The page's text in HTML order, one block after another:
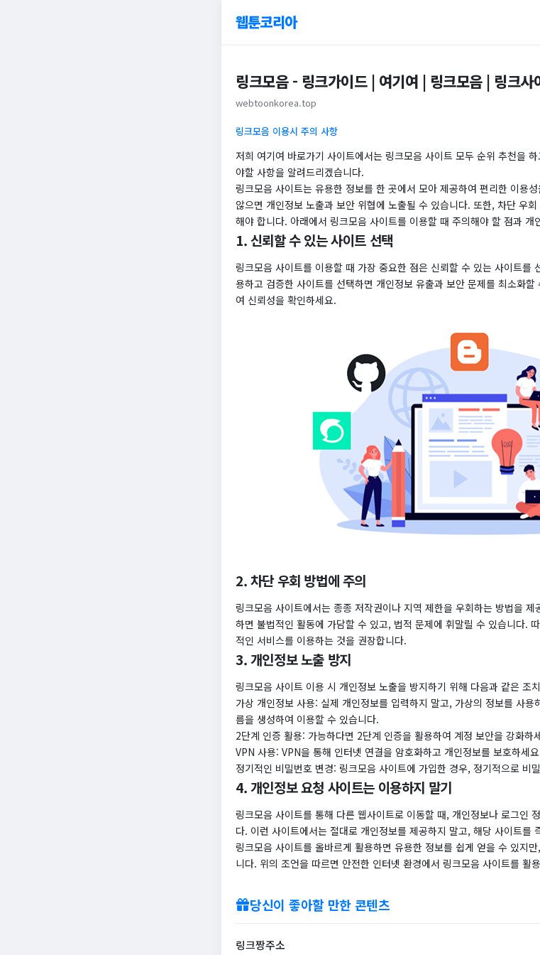
웹툰코리아
링크모음 - 링크가이드 | 여기여 | 링크모음 | 링크사
webtoonkorea.top
링크모음 이용시 주의 사항
저희 여기여 바로가기 사이트에서는 링크모음 사이트 모두 순위 추천을
야할 사항을 알려드리겠습니다.
링크모음 사이트는 유용한 정보를 한 곳에서 모아 제공하여 편리한 이용
않으면 개인정보 노출과 보안 위협에 노출될 수 있습니다. 또한, 차단 우
해야 합니다. 아래에서 링크모음 사이트를 이용할 때 주의해야 할 점과
1. 신뢰할 수 있는 사이트 선택
링크모음 사이트를 이용할 때 가장 중요한 점은 신뢰할 수 있는 사이트를
용하고 검증한 사이트를 선택하면 개인정보 유출과 보안 문제를 최소화
여 신뢰성을 확인하세요.
2. 차단 우회 방법에 주의
링크모음 사이트에서는 종종 저작권이나 지역 제한을 우회하는 방법을
하면 불법적인 활동에 가담할 수 있고, 법적 문제에 휘말릴 수 있습니다.
적인 서비스를 이용하는 것을 권장합니다.
3. 개인정보 노출 방지
링크모음 사이트 이용 시 개인정보 노출을 방지하기 위해 다음과 같은 조
가상 개인정보 사용: 실제 개인정보를 입력하지 말고, 가상의 정보를 사
름을 생성하여 이용할 수 있습니다.
2단계 인증 활용: 가능하다면 2단계 인증을 활용하여 계정 보안을 강화하
VPN 사용: VPN을 통해 인터넷 연결을 암호화하고 개인정보를 보호하세
정기적인 비밀번호 변경: 링크모음 사이트에 가입한 경우, 정기적으로 비
4. 개인정보 요청 사이트는 이용하지 말기
링크모음 사이트를 통해 다른 웹사이트로 이동할 때, 개인정보나 로그인
다. 이런 사이트에서는 절대로 개인정보를 제공하지 말고, 해당 사이트를
링크모음 사이트를 올바르게 활용하면 유용한 정보를 쉽게 얻을 수 있지
니다. 위의 조언을 따르면 안전한 인터넷 환경에서 링크모음 사이트를 활
당신이 좋아할 만한 콘텐츠
링크짱주소